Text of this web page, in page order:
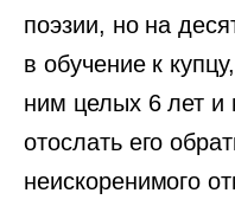
поэзии, но на
в обучение к
ним целых 6 лет и
отослать его
неискоренимого